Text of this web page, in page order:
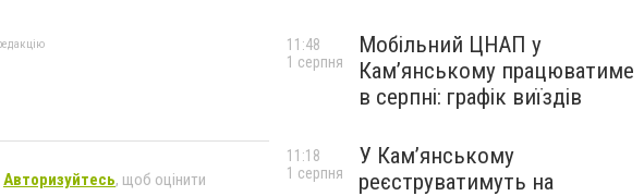
Авторизуйтесь, щоб оцінити
Мобільний ЦНАП у
Кам’янському працюватиме
в серпні: графік виїздів
11:48
1 серпня
У Кам’янському
реєструватимуть на
11:18
1 серпня